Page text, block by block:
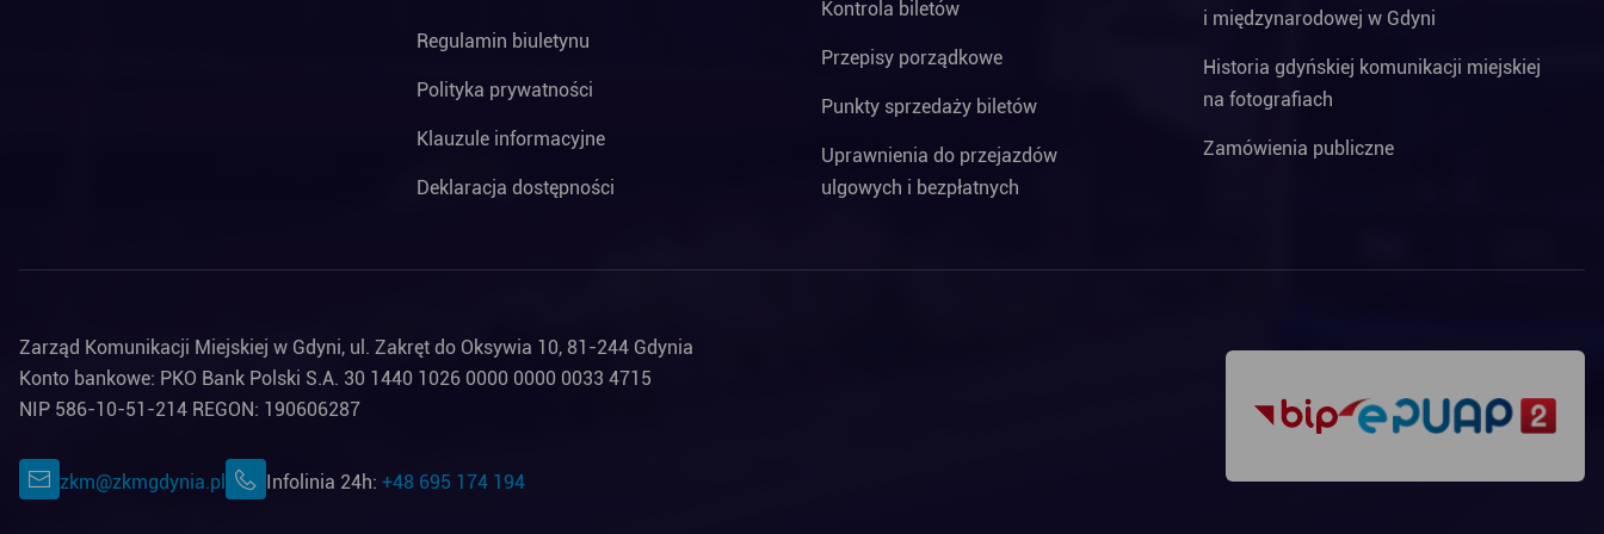
Regulamin biuletynu
Polityka prywatności
Klauzule informacyjne
Deklaracja dostępności
Kontrola biletów
Przepisy porządkowe
Punkty sprzedaży biletów
Uprawnienia do przejazdów
ulgowych i bezpłatnych
i międzynarodowej w Gdyni
Historia gdyńskiej komunikacji miejskiej
na fotografiach
Zamówienia publiczne
Zarząd Komunikacji Miejskiej w Gdyni, ul. Zakręt do Oksywia 10, 81-244 Gdynia
Konto bankowe: PKO Bank Polski S.A. 30 1440 1026 0000 0000 0033 4715
NIP 586-10-51-214 REGON: 190606287
zkm@zkmgdynia.pl Infolinia 24h: +48 695 174 194